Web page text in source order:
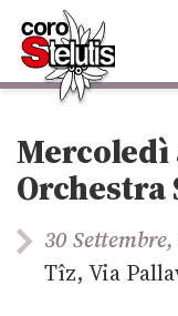
content
Mercoledì
Orchestra
30
Tîz, Via